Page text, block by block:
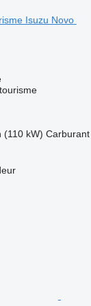
(110 kW) Carburant